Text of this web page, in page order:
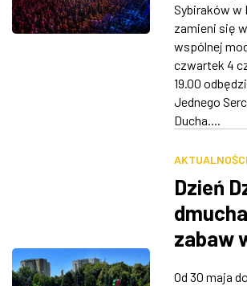
W RZESZOWIE
Sybiraków w
zamieni się
wspólnej
czwartek 4
19.00
Jednego
Ducha....
AKTUALNOŚCI
Dzień
zabaw
Od 30 maja